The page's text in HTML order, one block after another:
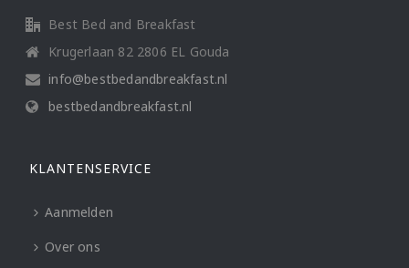
Best Bed and Breakfast
Krugerlaan 82 2806 EL Gouda
info@bestbedandbreakfast.nl
bestbedandbreakfast.nl
KLANTENSERVICE
Aanmelden
Over ons